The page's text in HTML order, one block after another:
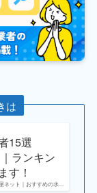
は
ネット｜おすすめの水...
15選
ランキン
す！